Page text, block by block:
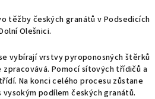
těžby českých granátů v Podsedicích
Olešnici.
vybírají vrstvy pyroponosných štěrků
Pomocí sítových třídičů a
Na konci celého procesu zůstane
podílem českých granátů.